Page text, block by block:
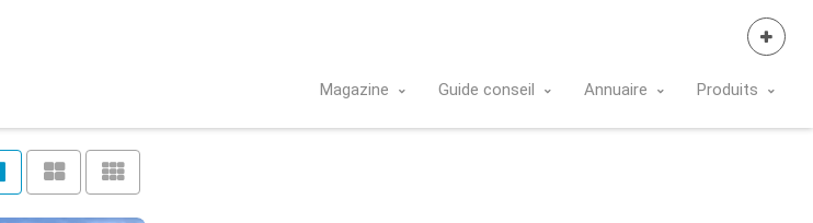
Magazine Guide conseil Annuaire Produits